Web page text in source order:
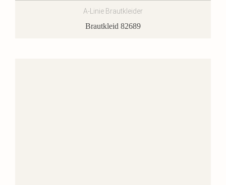
A-Linie Brautkleider
Brautkleid 82689